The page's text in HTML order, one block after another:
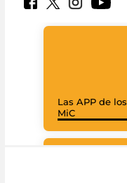
Las APP de los
MiC